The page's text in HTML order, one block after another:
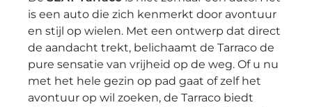
is een auto die zich kenmerkt door avontuur
en stijl op wielen. Met een ontwerp dat direct
de aandacht trekt, belichaamt de Tarraco de
pure sensatie van vrijheid op de weg. Of u nu
met het hele gezin op pad gaat of zelf het
avontuur op wil zoeken, de Tarraco biedt